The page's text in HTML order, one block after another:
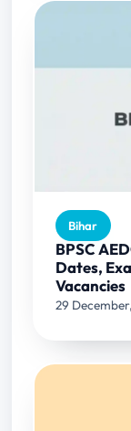
Bihar
BPSC
Dates,
Vacancies
29